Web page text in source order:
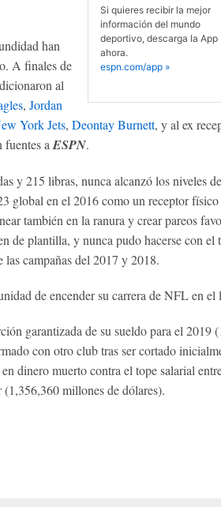
Si quieres recibir la mejor
información del mundo
deportivo, descarga la App
ahora.
espn.com/app »
han
A finales de
al
, Jordan
York Jets, Deontay Burnett, y al ex
aESPN.
y 215 libras, nunca alcanzó los niveles
global en el 2016 como un receptor físico
también en la ranura y crear pareos
de plantilla, y nunca pudo hacerse con el
campañas del 2017 y 2018.
de encender su carrera de NFL en el
garantizada de su sueldo para el 2019
con otro club tras ser cortado
dinero muerto contra el tope salarial
millones de dólares).